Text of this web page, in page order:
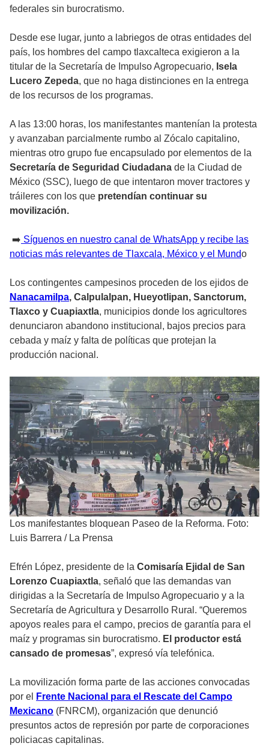
federales sin burocratismo.
Desde ese lugar, junto a labriegos de otras entidades del
país, los hombres del campo tlaxcalteca exigieron a la
titular de la Secretaría de Impulso Agropecuario, Isela
Lucero Zepeda, que no haga distinciones en la entrega
de los recursos de los programas.
A las 13:00 horas, los manifestantes mantenían la protesta
y avanzaban parcialmente rumbo al Zócalo capitalino,
mientras otro grupo fue encapsulado por elementos de la
Secretaría de Seguridad Ciudadana de la Ciudad de
México (SSC), luego de que intentaron mover tractores y
tráileres con los que pretendían continuar su
movilización.
➡️ Síguenos en nuestro canal de WhatsApp y recibe las
noticias más relevantes de Tlaxcala, México y el Mundo
Los contingentes campesinos proceden de los ejidos de
Nanacamilpa, Calpulalpan, Hueyotlipan, Sanctorum,
Tlaxco y Cuapiaxtla, municipios donde los agricultores
denunciaron abandono institucional, bajos precios para
cebada y maíz y falta de políticas que protejan la
producción nacional.
Los manifestantes bloquean Paseo de la Reforma. Foto:
Luis Barrera / La Prensa
Efrén López, presidente de la Comisaría Ejidal de San
Lorenzo Cuapiaxtla, señaló que las demandas van
dirigidas a la Secretaría de Impulso Agropecuario y a la
Secretaría de Agricultura y Desarrollo Rural. “Queremos
apoyos reales para el campo, precios de garantía para el
maíz y programas sin burocratismo. El productor está
cansado de promesas”, expresó vía telefónica.
La movilización forma parte de las acciones convocadas
por el
Frente Nacional para el Rescate del Campo
Mexicano (FNRCM), organización que denunció
presuntos actos de represión por parte de corporaciones
policiacas capitalinas.